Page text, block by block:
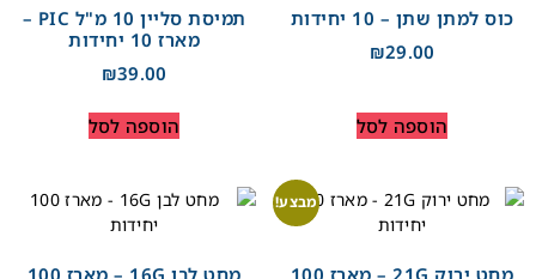
כוס למתן שתן – 10 יחידות
₪29.00
הוספה לסל
תמיסת סליין 10 מ"ל PIC –
מארז 10 יחידות
₪39.00
הוספה לסל
מבצע!
מחט ירוק 21G – מארז 100
מחט לבן 16G – מארז 100